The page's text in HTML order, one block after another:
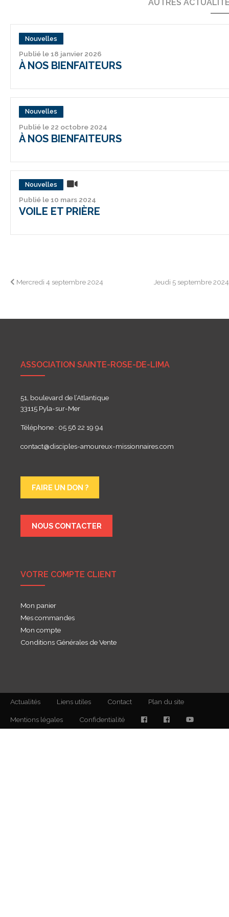
AUTRES
Nouvelles
Publié le 18 janvier 2026
À NOS BIENFAITEURS
Nouvelles
Publié le 22 octobre 2024
À NOS BIENFAITEURS
Nouvelles
Publié le 10 mars 2024
VOILE ET PRIÈRE
Navigation
Mercredi 4 septembre 2024 Jeudi 5 septembre
ASSOCIATION SAINTE-ROSE-DE-LIMA
51, boulevard de l’Atlantique
33115 Pyla-sur-Mer
Téléphone : 05 56 22 19 94
contact@disciples-amoureux-missionnaires.com
FAIRE UN DON ?
NOUS CONTACTER
VOTRE COMPTE CLIENT
Mon panier
Mes commandes
Mon compte
Conditions Générales de Vente
Actualités Liens utiles Contact Plan du site
Mentions légales Confidentialité